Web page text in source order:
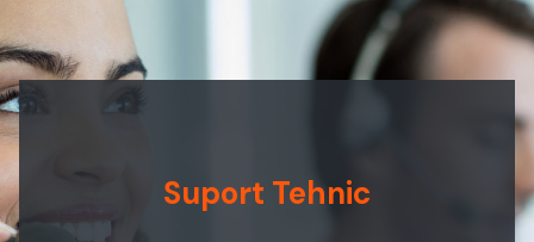
Suport Tehnic